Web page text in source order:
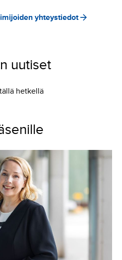
yhteystiedot
uutiset
hetkellä